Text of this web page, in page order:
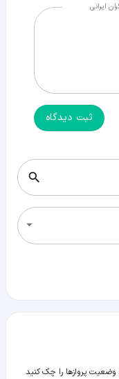
ایرانی
ثبت دیدگاه
وضعیت پروازها را چک کنید